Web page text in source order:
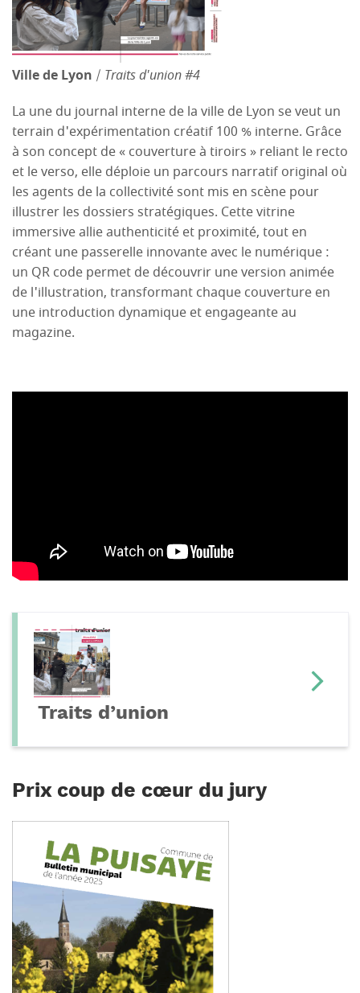
Ville de Lyon / Traits d'union #4
La une du journal interne de la ville de Lyon se veut un
terrain d'expérimentation créatif 100 % interne. Grâce
à son concept de « couverture à tiroirs » reliant le recto
et le verso, elle déploie un parcours narratif original où
les agents de la collectivité sont mis en scène pour
illustrer les dossiers stratégiques. Cette vitrine
immersive allie authenticité et proximité, tout en
créant une passerelle innovante avec le numérique :
un QR code permet de découvrir une version animée
de l'illustration, transformant chaque couverture en
une introduction dynamique et engageante au
magazine.
Traits d’union
Prix coup de cœur du jury